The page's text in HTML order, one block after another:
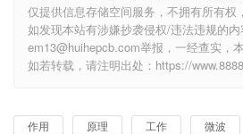
仅提供信息存储空间服务，不拥有所有权
如发现本站有涉嫌抄袭侵权/违法违规的
em13@huihepcb.com举报，一经查实，
如若转载，请注明出处：https://
作用 原理 工作 微波